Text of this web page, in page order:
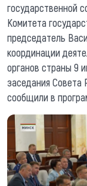
государственной
Комитета
председатель
координации
органов страны 9
заседания Совета
сообщили в